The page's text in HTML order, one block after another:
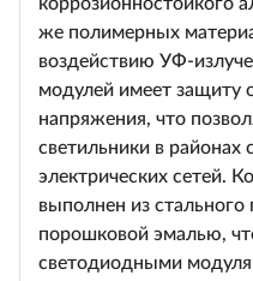
же полимерных
воздействию УФ-
модулей имеет защиту
напряжения, что
светильники в районах
электрических сетей.
выполнен из
порошковой эмалью,
светодиодными